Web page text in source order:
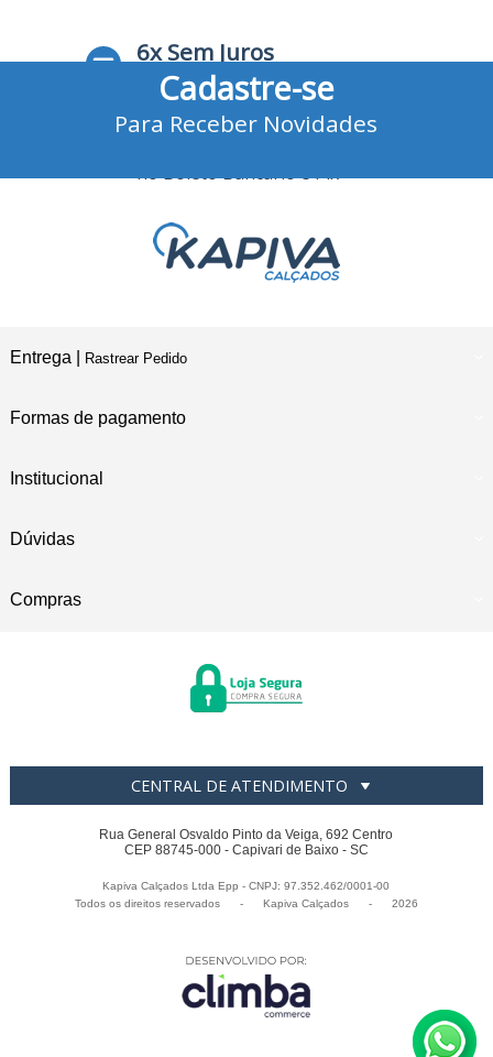
6x Sem Juros
no Cartão de Crédito
no Boleto Bancário e Pix
Cadastre-se
Para Receber Novidades
Entrega | Rastrear Pedido
Formas de pagamento
Institucional
Dúvidas
Compras
CENTRAL DE ATENDIMENTO
Rua General Osvaldo Pinto da Veiga, 692 Centro
CEP 88745-000 - Capivari de Baixo - SC
Kapiva Calçados Ltda Epp - CNPJ: 97.352.462/0001-00
Todos os direitos reservados
- Kapiva Calçados - 2026